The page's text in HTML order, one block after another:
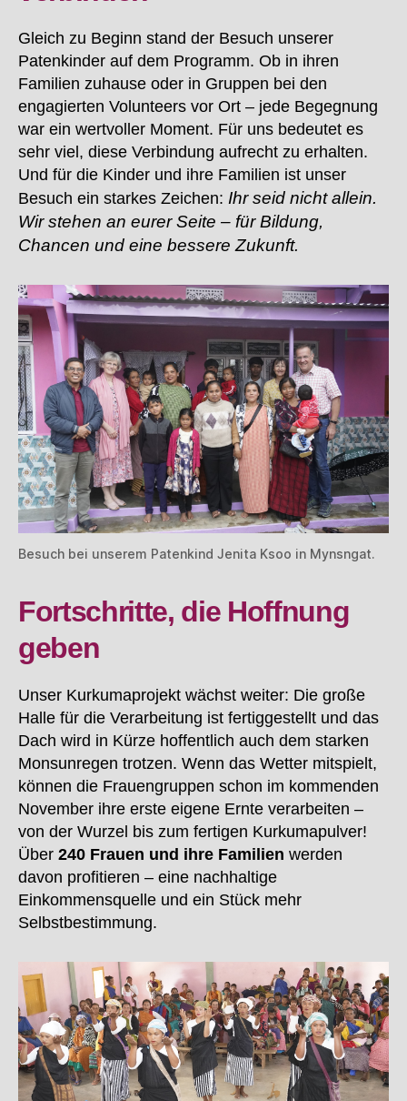
Gleich zu Beginn stand der Besuch unserer
Patenkinder auf dem Programm. Ob in ihren
Familien zuhause oder in Gruppen bei den
engagierten Volunteers vor Ort – jede Begegnung
war ein wertvoller Moment. Für uns bedeutet es
sehr viel, diese Verbindung aufrecht zu erhalten.
Und für die Kinder und ihre Familien ist unser
Besuch ein starkes Zeichen: Ihr seid nicht allein.
Wir stehen an eurer Seite – für Bildung,
Chancen und eine bessere Zukunft.
Besuch bei unserem Patenkind Jenita Ksoo in Mynsngat.
Fortschritte, die Hoffnung
geben
Unser Kurkumaprojekt wächst weiter: Die große
Halle für die Verarbeitung ist fertiggestellt und das
Dach wird in Kürze hoffentlich auch dem starken
Monsunregen trotzen. Wenn das Wetter mitspielt,
können die Frauengruppen schon im kommenden
November ihre erste eigene Ernte verarbeiten –
von der Wurzel bis zum fertigen Kurkumapulver!
Über 240 Frauen und ihre Familien werden
davon profitieren – eine nachhaltige
Einkommensquelle und ein Stück mehr
Selbstbestimmung.